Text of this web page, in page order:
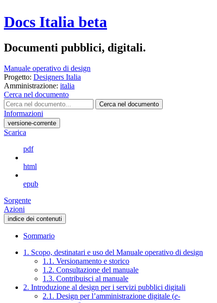
Docs Italia beta
Documenti pubblici, digitali.
Manuale operativo di design
Progetto: Designers Italia
Amministrazione: italia
Cerca nel documento
Cerca nel documento
Informazioni
versione-corrente
Scarica
pdf
html
epub
Sorgente
Azioni
indice dei contenuti
Sommario
1. Scopo, destinatari e uso del Manuale operativo di design
1.1. Versionamento e storico
1.2. Consultazione del manuale
1.3. Contribuisci al manuale
2. Introduzione al design per i servizi pubblici digitali
2.1. Design per l’amministrazione digitale (e-